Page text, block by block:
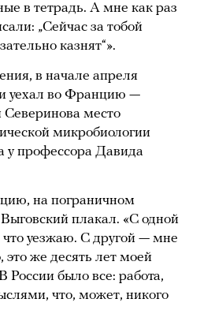
в тетрадь. А мне как раз
„Сейчас за тобой
казнят“».
в начале апреля
уехал во Францию —
Северинова место
микробиологии
у профессора Давида
на пограничном
плакал. «С одной
что уезжаю. С другой — мне
это же десять лет моей
России было все: работа,
что, может, никого